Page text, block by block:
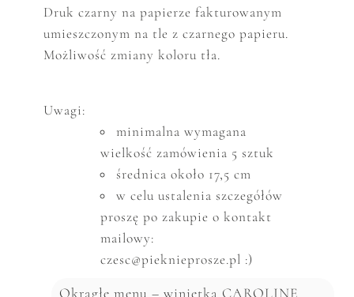
Druk czarny na papierze fakturowanym
umieszczonym na tle z czarnego papieru.
Możliwość zmiany koloru tła.
Uwagi:
minimalna wymagana
wielkość zamówienia 5 sztuk
średnica około 17,5 cm
w celu ustalenia szczegółów
proszę po zakupie o kontakt
mailowy:
czesc@pieknieprosze.pl :)
Okrągłe menu – winietka CAROLINE